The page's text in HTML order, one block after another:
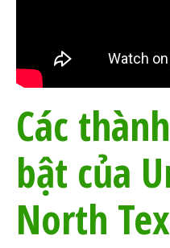
Các
bật của
North